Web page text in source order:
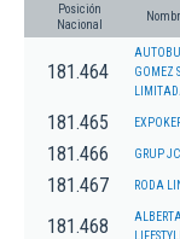
Posición
Nacional
181.464
GOMEZ
181.465 EXPOKER
181.466 GRUP
181.467 RODA
181.468